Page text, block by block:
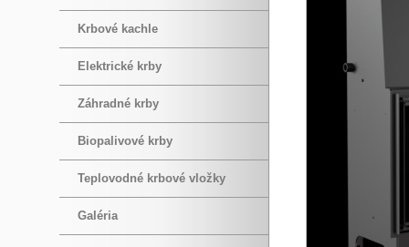
Krbové kachle
Elektrické krby
Záhradné krby
Biopalivové krby
Teplovodné krbové vložky
Galéria